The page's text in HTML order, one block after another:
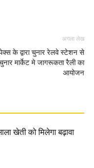
अगला लेख
के द्वारा चुनार रेलवे स्टेशन से
मार्केट मे जागरूकता रैली का
आयोजन
खेती को मिलेगा बढ़ावा